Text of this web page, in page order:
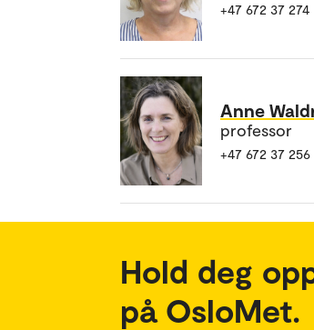
+47 672 37 274
Anne
professor
+47 672 37 256
Hold deg
på OsloMet.